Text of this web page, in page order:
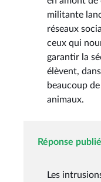
militante
réseaux
ceux qui
garantir la
élèvent,
beaucoup
animaux.
Réponse
Les